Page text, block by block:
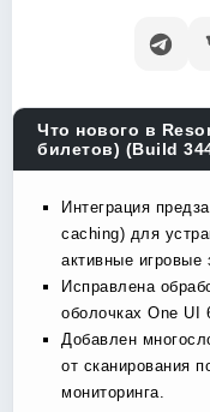
Что нового в
билетов) (Build
Интеграция
caching) для
активные игровые
Исправлена
оболочках One UI
Добавлен
от сканирования
мониторинга.